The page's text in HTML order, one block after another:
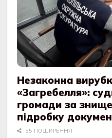
Незаконна
«Загребелля»:
громади за
підробку
55 ПОШИРЕННЯ